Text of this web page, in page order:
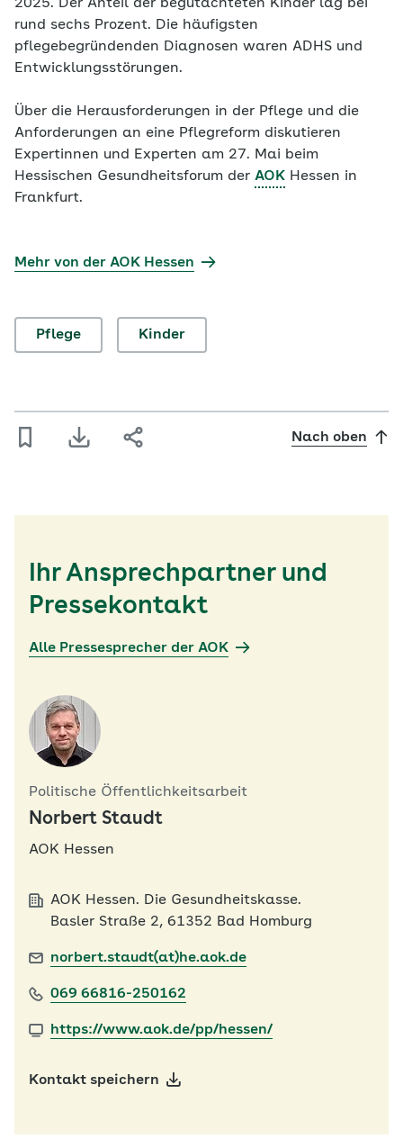
2025. Der Anteil der begutachteten Kinder lag bei
rund sechs Prozent. Die häufigsten
pflegebegründenden Diagnosen waren ADHS und
Entwicklungsstörungen.
Über die Herausforderungen in der Pflege und die
Anforderungen an eine Pflegreform diskutieren
Expertinnen und Experten am 27. Mai beim
Hessischen Gesundheitsforum der AOK Hessen in
Frankfurt.
Mehr von der AOK Hessen
Pflege Kinder
Nach oben
Ihr Ansprechpartner und
Pressekontakt
Alle Pressesprecher der AOK
Politische Öffentlichkeitsarbeit
Norbert Staudt
AOK Hessen
AOK Hessen. Die Gesundheitskasse.
Basler Straße 2, 61352 Bad Homburg
norbert.staudt(at)he.aok.de
069 66816-250162
https://www.aok.de/pp/hessen/
Kontakt speichern